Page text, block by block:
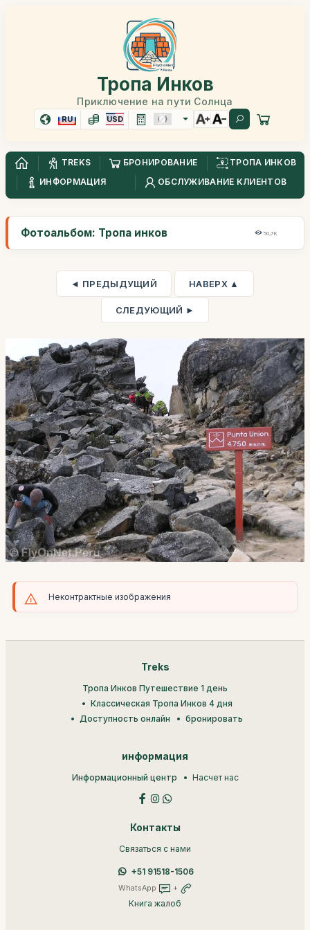
Тропа Инков
Приключение на пути Солнца
RU USD
TREKS БРОНИРОВАНИЕ
ТРОПА ИНКОВ
ИНФОРМАЦИЯ
ОБСЛУЖИВАНИЕ КЛИЕНТОВ
Фотоальбом: Тропа инков 50,7K
◄ ПРЕДЫДУЩИЙ НАВЕРХ ▲
СЛЕДУЮЩИЙ ►
Неконтрактные изображения
Treks
Тропа Инков Путешествие 1 день
Классическая Тропа Инков 4 дня
Доступность онлайн
бронировать
информация
Информационный центр Насчет нас
Контакты
Связаться с нами
+51 91518-1506
WhatsApp +
Книга жалоб